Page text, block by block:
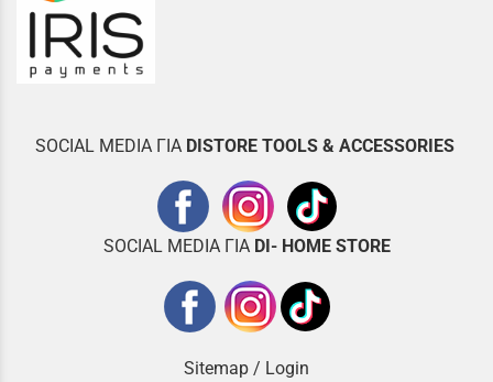
SOCIAL MEDIA ΓΙΑ DISTORE TOOLS & ACCESSORIES
SOCIAL MEDIA ΓΙΑ DI- HOME STORE
Sitemap / Login